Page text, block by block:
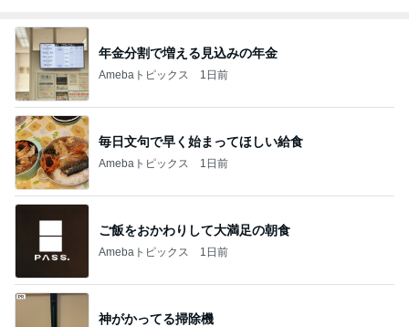
年金分割で増える見込みの年金
Amebaトピックス 1日前
毎日文句で早く始まってほしい給食
Amebaトピックス 1日前
ご飯をおかわりして大満足の朝食
Amebaトピックス 1日前
神がかってる掃除機